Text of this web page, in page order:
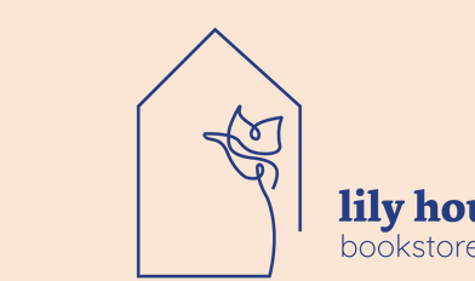
シークレット・オブ・アス｜
第十一章 口は強がり、心は
シー
第十